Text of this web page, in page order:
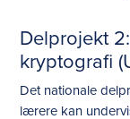
Delprojekt
kryptografi
Det nationale
lærere kan